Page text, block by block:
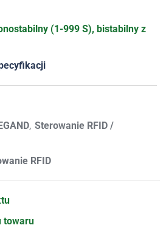
(1-999 S), bistabilny z
, Sterowanie RFID /
RFID
towaru